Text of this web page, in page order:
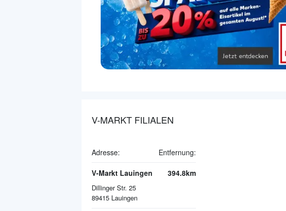
V-MARKT FILIALEN
Adresse: Entfernung:
V-Markt Lauingen
Dillinger Str. 25
89415 Lauingen
394.8km